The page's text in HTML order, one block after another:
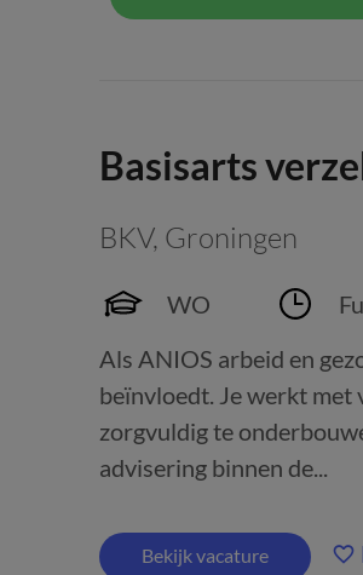
Basisarts
BKV, Groningen
WO
Als ANIOS arbeid en
beïnvloedt. Je werkt met
zorgvuldig te
advisering binnen de...
Bekijk vacature